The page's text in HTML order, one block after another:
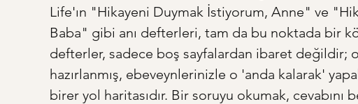
Life'ın "Hikayeni Duymak İstiyorum, Anne" ve
Baba" gibi anı defterleri, tam da bu noktada bir
defterler, sadece boş sayfalardan ibaret değildir;
hazırlanmış, ebeveynlerinizle o 'anda kalarak'
birer yol haritasıdır. Bir soruyu okumak,